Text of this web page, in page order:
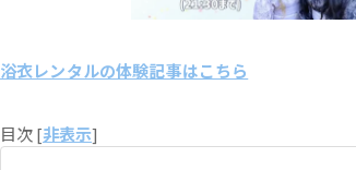
浴衣レンタルの体験記事はこちら
目次 [非表示]